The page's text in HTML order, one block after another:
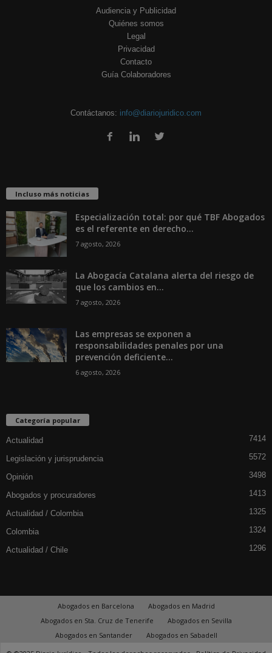
Audiencia y Publicidad
Quiénes somos
Legal
Privacidad
Contacto
Guía Colaboradores
Contáctanos: info@diariojuridico.com
Incluso más noticias
Especialización total: por qué TBF Abogados
es el referente en derecho...
7 agosto, 2026
La Abogacía Catalana alerta del riesgo de
que los cambios en...
7 agosto, 2026
Las empresas se exponen a
responsabilidades penales por una
prevención deficiente...
6 agosto, 2026
Categoría popular
Actualidad 7414
Legislación y jurisprudencia 5572
Opinión 3498
Abogados y procuradores 1413
Actualidad / Colombia 1325
Colombia 1324
Actualidad / Chile 1296
Abogados en Barcelona
Abogados en Madrid
Abogados en Sta. Cruz de Tenerife
Abogados en Sevilla
Abogados en Santander
Abogados en Sabadell